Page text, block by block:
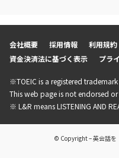
会社概要 採用情報 利用規約
資金決済法に基づく表示
プラ
※TOEIC is a registered
This web page is not endorsed
※ L&R means LISTENING AND
© Copyright – 英会話を